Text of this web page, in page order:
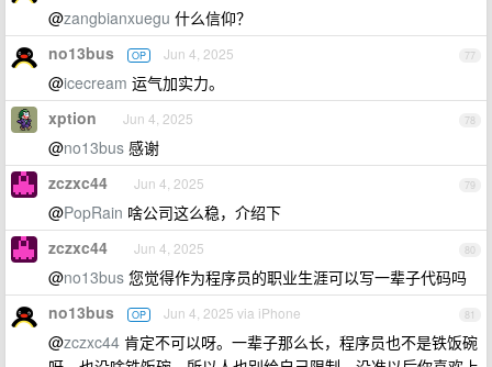
@zangbianxuegu 什么信仰？
77
no13bus OP Jun 4, 2025
@icecream 运气加实力。
78
xption Jun 4, 2025
@no13bus 感谢
79
zczxc44 Jun 4, 2025
@PopRain 啥公司这么稳，介绍下
80
zczxc44 Jun 4, 2025
@no13bus 您觉得作为程序员的职业生涯可以写一辈子代码吗
81
no13bus OP Jun 4, 2025 via iPhone
@zczxc44 肯定不可以呀。一辈子那么长，程序员也不是铁饭碗